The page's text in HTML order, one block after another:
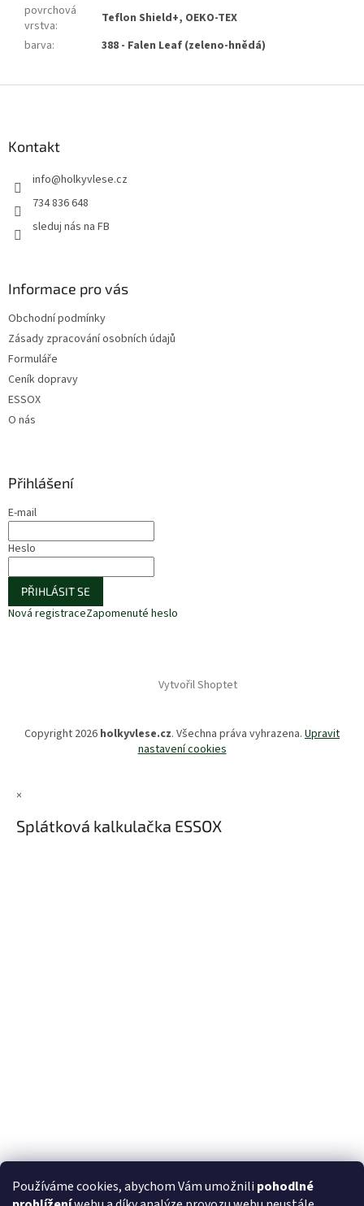
Používáme cookies, abychom Vám umožnili pohodlné
povrchová
vrstva:
Teflon Shield+, OEKO-TEX
barva: 388 - Falen Leaf (zeleno-hnědá)
Kontakt
info@holkyvlese.cz
734 836 648
sleduj nás na FB
Informace pro vás
Obchodní podmínky
Zásady zpracování osobních údajů
Formuláře
Ceník dopravy
ESSOX
O nás
Přihlášení
E-mail
Heslo
PŘIHLÁSIT SE
Nová registraceZapomenuté heslo
Vytvořil Shoptet
Copyright 2026 holkyvlese.cz. Všechna práva vyhrazena. Upravit
nastavení cookies
×
Splátková kalkulačka ESSOX